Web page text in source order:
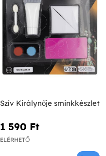
Szív Királynője sminkkészlet
1 590 Ft‎
ELÉRHETŐ